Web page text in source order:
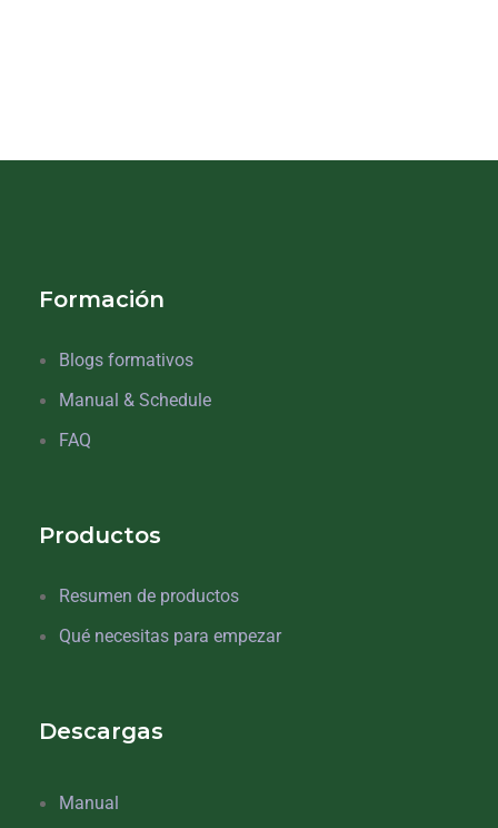
Formación
Blogs formativos
Manual & Schedule
FAQ
Productos
Resumen de productos
Qué necesitas para empezar
Descargas
Manual